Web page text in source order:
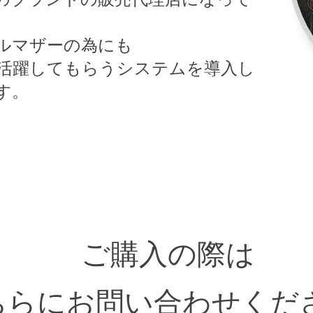
マザーの為にも
躍してもらうシステムを導入し
ご購入の際は
らにお問い合わせくだ